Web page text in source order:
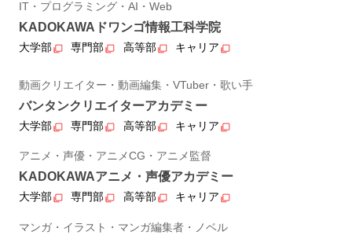
IT・プログラミング・AI・Web
KADOKAWAドワンゴ情報工科学院
大学部 専門部 高等部 キャリア
動画クリエイター・動画編集・VTuber・歌い手
バンタンクリエイターアカデミー
大学部 専門部 高等部 キャリア
アニメ・声優・アニメCG・アニメ監督
KADOKAWAアニメ・声優アカデミー
大学部 専門部 高等部 キャリア
マンガ・イラスト・マンガ編集者・ノベル